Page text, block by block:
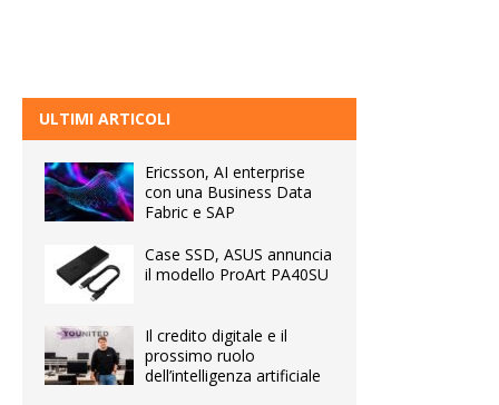
ULTIMI ARTICOLI
Ericsson, AI enterprise
con una Business Data
Fabric e SAP
Case SSD, ASUS annuncia
il modello ProArt PA40SU
Il credito digitale e il
prossimo ruolo
dell’intelligenza artificiale